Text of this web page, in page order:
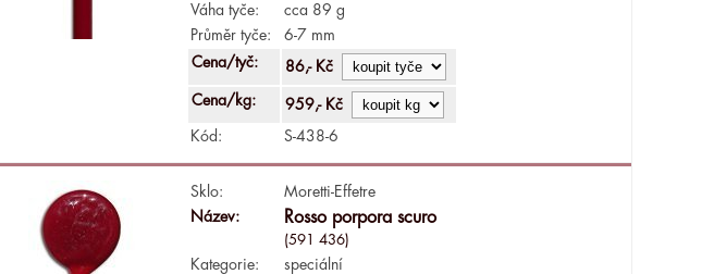
Váha tyče:
cca 89 g
Průměr tyče:
6-7 mm
Cena/tyč:
86,- Kč
Cena/kg: 959,- Kč
Kód: S-438-6
Sklo:
Moretti-Effetre
Název:
Rosso porpora scuro
(591 436)
Kategorie:
speciální